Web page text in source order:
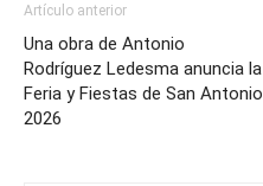
Artículo anterior
Una obra de Antonio
Rodríguez Ledesma anuncia la
Feria y Fiestas de San Antonio
2026